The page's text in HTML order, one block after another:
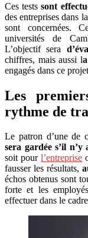
Ces testssont
des entreprises dans
sont concernées.
universités de
L’objectif sera
chiffres, mais aussi l
engagés dans ce
Les
rythme de
Le patron d’une de
sera gardée s’il
soit pourl’entreprise
fausser les résultats,
échos obtenus sont
forte et les
effectuer dans le